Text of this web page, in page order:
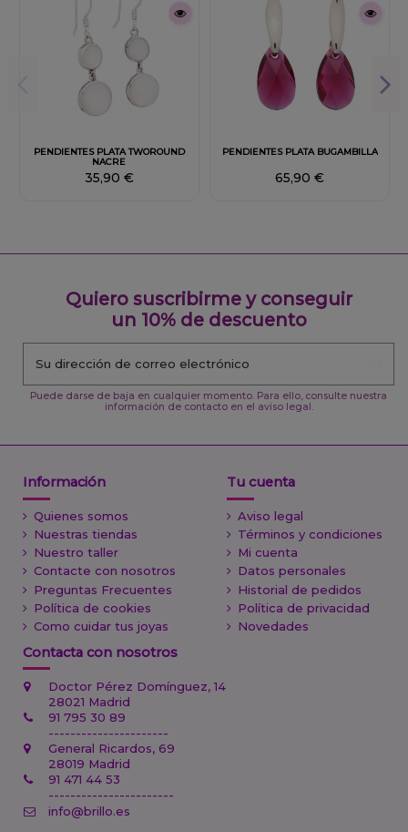
PENDIENTES PLATA TWOROUND
NACRE
35,90 €
PENDIENTES PLATA BUGAMBILLA
65,90 €
Quiero suscribirme y conseguir
un 10% de descuento
Puede darse de baja en cualquier momento. Para ello, consulte nuestra
información de contacto en el aviso legal.
Información
Quienes somos
Nuestras tiendas
Nuestro taller
Contacte con nosotros
Preguntas Frecuentes
Política de cookies
Como cuidar tus joyas
Tu cuenta
Aviso legal
Términos y condiciones
Mi cuenta
Datos personales
Historial de pedidos
Política de privacidad
Novedades
Contacta con nosotros
Doctor Pérez Domínguez, 14
28021 Madrid
91 795 30 89
----------------------
General Ricardos, 69
28019 Madrid
91 471 44 53
-----------------------
info@brillo.es